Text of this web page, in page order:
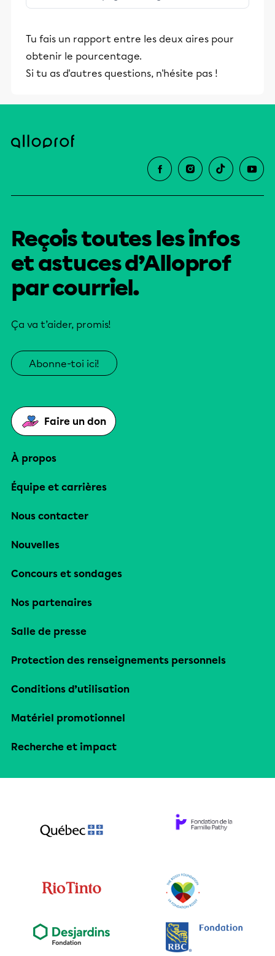
stimulants, Alloprof engage les élèves
éducative.
Tu fais un rapport entre les deux aires pour
obtenir le pourcentage.
Si tu as d'autres questions, n'hésite pas !
Reçois toutes les infos
et astuces d’Alloprof
par courriel.
Ça va t’aider, promis!
Abonne-toi ici!
Faire un don
À propos
Équipe et carrières
Nous contacter
Nouvelles
Concours et sondages
Nos partenaires
Salle de presse
Protection des renseignements personnels
Conditions d’utilisation
Matériel promotionnel
Recherche et impact